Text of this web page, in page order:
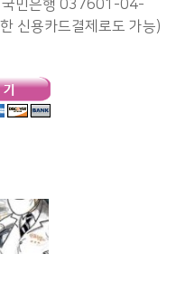
국민은행 037601-04-
신용카드결제로도 가능)